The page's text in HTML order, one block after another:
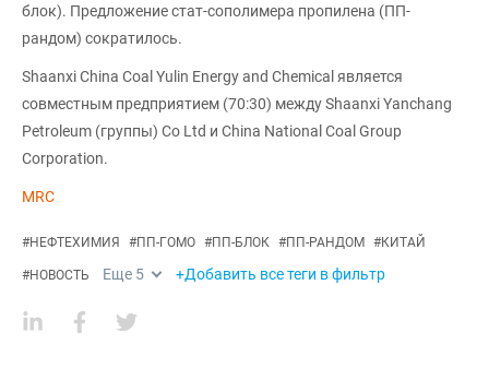
блок). Предложение стат-сополимера пропилена (ПП-
рандом) сократилось.
Shaanxi China Coal Yulin Energy and Chemical является
совместным предприятием (70:30) между Shaanxi Yanchang
Petroleum (группы) Co Ltd и China National Coal Group
Corporation.
MRC
#НЕФТЕХИМИЯ #ПП-ГОМО #ПП-БЛОК #ПП-РАНДОМ #КИТАЙ
#НОВОСТЬ Еще 5 +Добавить все теги в фильтр